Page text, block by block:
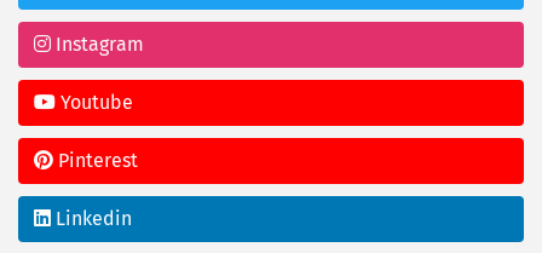
Instagram
Youtube
Pinterest
Linkedin